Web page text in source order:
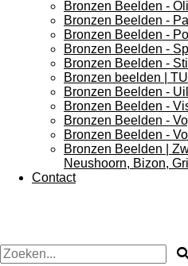
Bronzen Beelden -
Bronzen Beelden -
Bronzen Beelden -
Bronzen Beelden -
Bronzen Beelden -
Bronzen beelden |
Bronzen Beelden -
Bronzen Beelden -
Bronzen Beelden -
Bronzen Beelden -
Bronzen Beelden |
Neushoorn, Bizon,
Contact